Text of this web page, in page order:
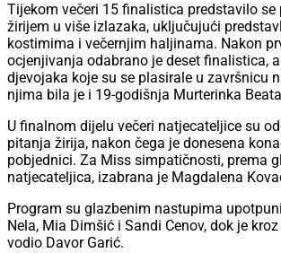
Tijekom večeri 15 finalistica predstavilo se
žirijem u više izlazaka, uključujući
kostimima i večernjim haljinama. Nakon
ocjenjivanja odabrano je deset finalistica,
djevojaka koje su se plasirale u završnicu
njima bila je i 19-godišnja Murterinka
U finalnom dijelu večeri natjecateljice su
pitanja žirija, nakon čega je donesena
pobjednici. Za Miss simpatičnosti, prema
natjecateljica, izabrana je Magdalena
Program su glazbenim nastupima
Nela, Mia Dimšić i Sandi Cenov, dok je
vodio Davor Garić.